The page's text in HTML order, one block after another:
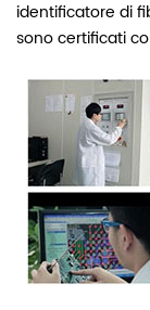
identificatore di
sono certificati